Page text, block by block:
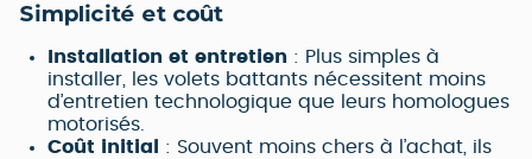
Simplicité et coût
Installation et entretien : Plus simples à
installer, les volets battants nécessitent moins
d’entretien technologique que leurs homologues
motorisés.
Coût initial
: Souvent moins chers à l’achat, ils